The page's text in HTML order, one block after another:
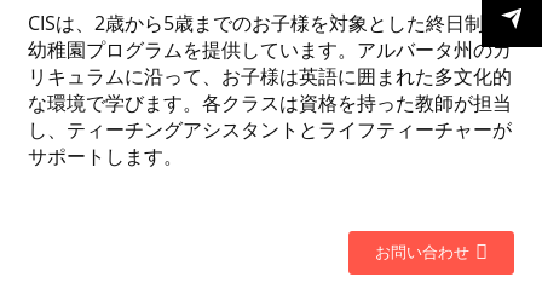
CISは、2歳から5歳までのお子様を対象とした終日制の
幼稚園プログラムを提供しています。アルバータ州のカ
リキュラムに沿って、お子様は英語に囲まれた多文化的
な環境で学びます。各クラスは資格を持った教師が担当
し、ティーチングアシスタントとライフティーチャーが
サポートします。
お問い合わせ